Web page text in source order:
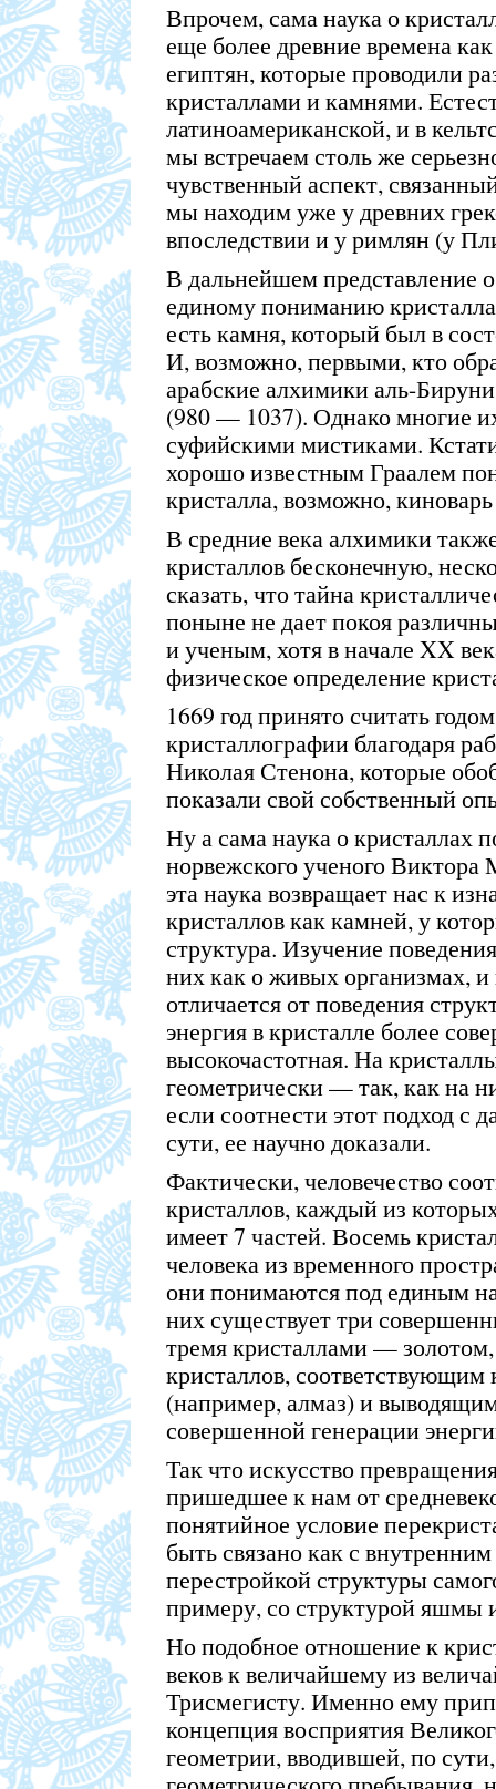
Впрочем, сама наука о
еще более древние времена
египтян, которые проводили
кристаллами и камнями.
латиноамериканской, и в
мы встречаем столь же
чувственный аспект,
мы находим уже у древних
впоследствии и у римлян (у
В дальнейшем представление
единому пониманию
есть камня, который был в
И, возможно, первыми, кто
арабские алхимики аль-
(980 — 1037). Однако многие
суфийскими мистиками.
хорошо известным Граалем
кристалла, возможно,
В средние века алхимики
кристаллов бесконечную,
сказать, что тайна
поныне не дает покоя
и ученым, хотя в начале XX
физическое определение
1669 год принято считать
кристаллографии благодаря
Николая Стенона, которые
показали свой собственный
Ну а сама наука о кристаллах
норвежского ученого
эта наука возвращает нас к
кристаллов как камней, у
структура. Изучение
них как о живых организмах,
отличается от поведения
энергия в кристалле более
высокочастотная. На
геометрически — так, как на
если соотнести этот подход с
сути, ее научно доказали.
Фактически, человечество
кристаллов, каждый из
имеет 7 частей. Восемь
человека из временного
они понимаются под единым
них существует три
тремя кристаллами —
кристаллов, соответствующим
(например, алмаз) и
совершенной генерации
Так что искусство
пришедшее к нам от
понятийное условие
быть связано как с
перестройкой структуры
примеру, со структурой яшмы
Но подобное отношение к
веков к величайшему из
Трисмегисту. Именно ему
концепция восприятия
геометрии, вводившей, по